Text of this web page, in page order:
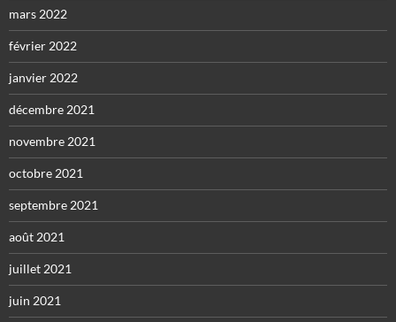
mars 2022
février 2022
janvier 2022
décembre 2021
novembre 2021
octobre 2021
septembre 2021
août 2021
juillet 2021
juin 2021